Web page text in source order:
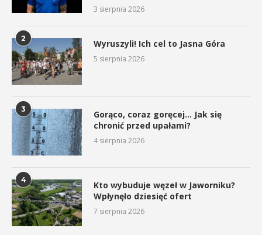
3 sierpnia 2026
2 Wyruszyli! Ich cel to Jasna Góra
5 sierpnia 2026
3
Gorąco, coraz goręcej… Jak się
chronić przed upałami?
4 sierpnia 2026
4
Kto wybuduje węzeł w Jaworniku?
Wpłynęło dziesięć ofert
7 sierpnia 2026